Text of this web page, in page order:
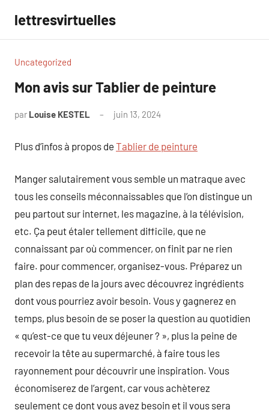
contenu
lettresvirtuelles
Uncategorized
Mon avis sur Tablier de peinture
par Louise KESTEL juin 13, 2024
Plus d’infos à propos de Tablier de peinture
Manger salutairement vous semble un matraque avec
tous les conseils méconnaissables que l’on distingue un
peu partout sur internet, les magazine, à la télévision,
etc. Ça peut étaler tellement difficile, que ne
connaissant par où commencer, on finit par ne rien
faire. pour commencer, organisez-vous. Préparez un
plan des repas de la jours avec découvrez ingrédients
dont vous pourriez avoir besoin. Vous y gagnerez en
temps, plus besoin de se poser la question au quotidien
« qu’est-ce que tu veux déjeuner ? », plus la peine de
recevoir la tête au supermarché, à faire tous les
rayonnement pour découvrir une inspiration. Vous
économiserez de l’argent, car vous achèterez
seulement ce dont vous avez besoin et il vous sera